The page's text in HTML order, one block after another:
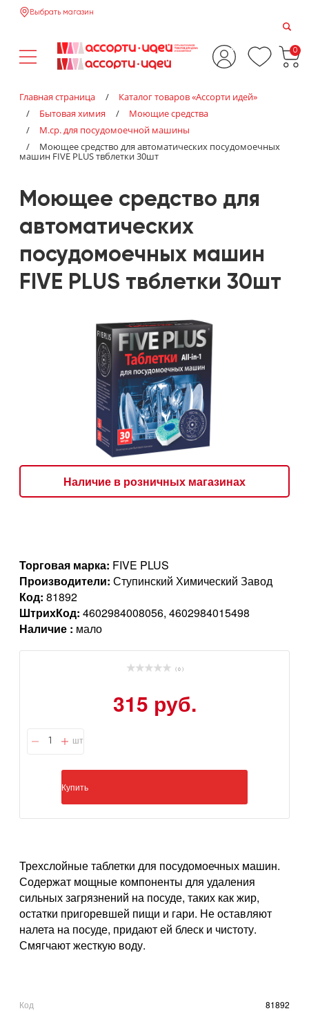
Выбрать магазин
0
Главная страница /
Каталог товаров «‎Ассорти идей»‎
/
Бытовая химия /
Моющие средства
/
М.ср. для посудомоечной машины
/
Моющее средство для автоматических посудомоечных
машин FIVE PLUS твблетки 30шт
Моющее средство для
автоматических
посудомоечных машин
FIVE PLUS твблетки 30шт
Наличие в розничных магазинах
Торговая марка: FIVE PLUS
Производители: Ступинский Химический Завод
Код: 81892
ШтрихКод: 4602984008056, 4602984015498
Наличие : мало
( 0 )
315 руб.
шт
Купить
Трехслойные таблетки для посудомоечных машин.
Содержат мощные компоненты для удаления
сильных загрязнений на посуде, таких как жир,
остатки пригоревшей пищи и гари. Не оставляют
налета на посуде, придают ей блеск и чистоту.
Смягчают жесткую воду.
Код
81892